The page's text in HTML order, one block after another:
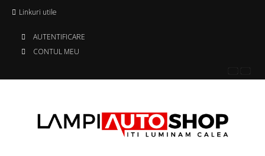
Linkuri utile
AUTENTIFICARE
CONTUL MEU